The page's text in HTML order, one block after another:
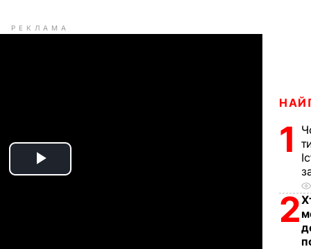
РЕКЛАМА
P
1
2